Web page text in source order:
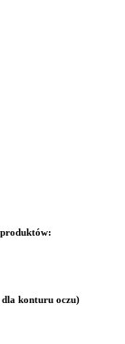
produktów:
dla konturu oczu)